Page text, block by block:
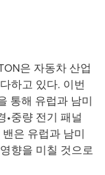
은 자동차 산업
하고 있다. 이번
통해 유럽과 남미
•중량 전기 패널
은 유럽과 남미
향을 미칠 것으로